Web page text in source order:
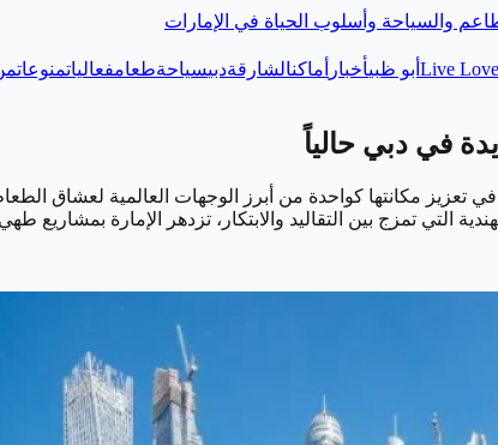
والسياحة وأسلوب الحياة في الإمارات
Live أبو ظبيأخبار أماكنالشارقةدبيسياحةطعامفعالياتمنوعات
مكانتها كواحدة من أبرز الوجهات العالمية لعشاق
التي تمزج بين التقاليد والابتكار، تزدهر الإمارة بمشاريع